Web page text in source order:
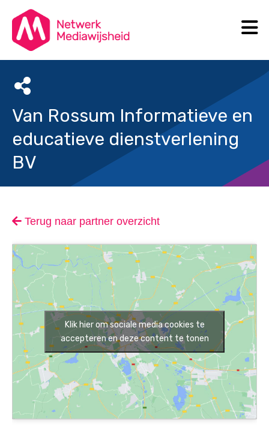
Van Rossum Informatieve en
educatieve dienstverlening
BV
Terug naar partner overzicht
Klik hier om sociale media cookies te
accepteren en deze content te tonen